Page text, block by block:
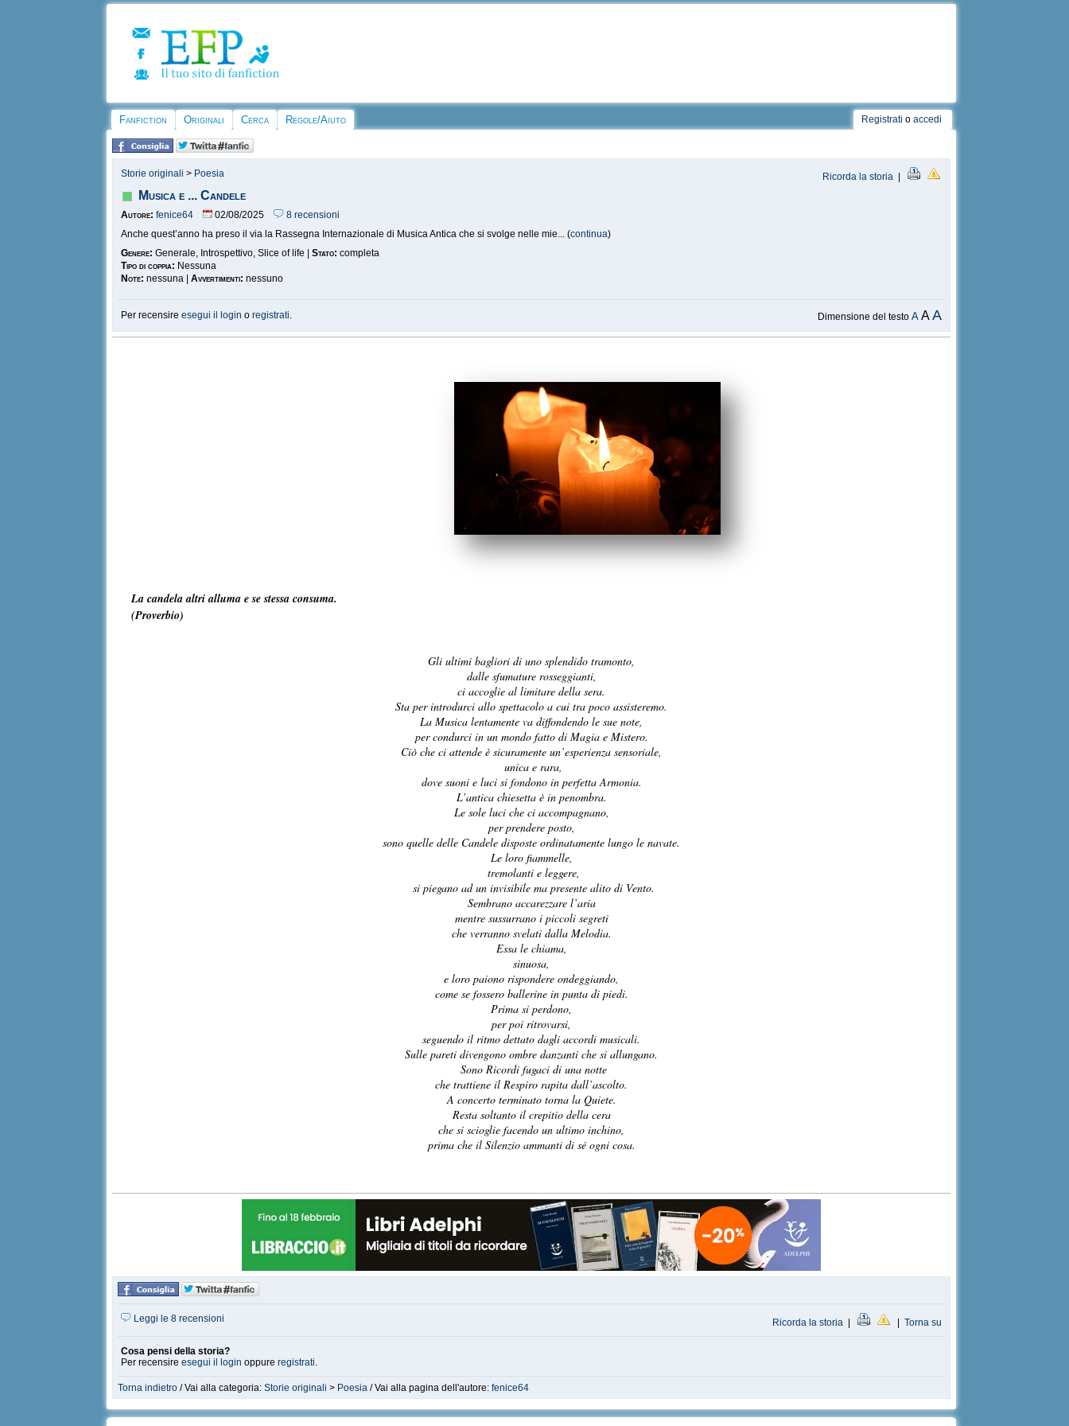
Fanfiction Originali Cerca Regole/Aiuto Registrati o accedi
Storie originali > Poesia Ricorda la storia |
Musica e ... Candele
Autore: fenice64 02/08/2025
8 recensioni
Anche quest’anno ha preso il via la Rassegna Internazionale di Musica Antica che si svolge nelle mie... (continua)
Genere: Generale, Introspettivo, Slice of life |Stato: completa
Tipo di coppia: Nessuna
Note: nessuna |Avvertimenti: nessuno
Per recensireesegui il login oregistrati. Dimensione del testoA AA
La candela altri alluma e se stessa consuma.
(Proverbio)
Gli ultimi bagliori di uno splendido tramonto,
dalle sfumature rosseggianti,
ci accoglie al limitare della sera.
Sta per introdurci allo spettacolo a cui tra poco assisteremo.
La Musica lentamente va diffondendo le sue note,
per condurci in un mondo fatto di Magia e Mistero.
Ciò che ci attende è sicuramente un’esperienza sensoriale,
unica e rara,
dove suoni e luci si fondono in perfetta Armonia.
L’antica chiesetta è in penombra.
Le sole luci che ci accompagnano,
per prendere posto,
sono quelle delle Candele disposte ordinatamente lungo le navate.
Le loro fiammelle,
tremolanti e leggere,
si piegano ad un invisibile ma presente alito di Vento.
Sembrano accarezzare l’aria
mentre sussurrano i piccoli segreti
che verranno svelati dalla Melodia.
Essa le chiama,
sinuosa,
e loro paiono rispondere ondeggiando,
come se fossero ballerine in punta di piedi.
Prima si perdono,
per poi ritrovarsi,
seguendo il ritmo dettato dagli accordi musicali.
Sulle pareti divengono ombre danzanti che si allungano.
Sono Ricordi fugaci di una notte
che trattiene il Respiro rapita dall’ascolto.
A concerto terminato torna la Quiete.
Resta soltanto il crepitio della cera
che si scioglie facendo un ultimo inchino,
prima che il Silenzio ammanti di sé ogni cosa.
Leggi le 8 recensioni Ricorda la storia | |Torna su
Cosa pensi della storia?
Per recensireesegui il login oppureregistrati.
Torna indietro / Vai alla categoria:Storie originali > Poesia / Vai alla pagina dell'autore:fenice64